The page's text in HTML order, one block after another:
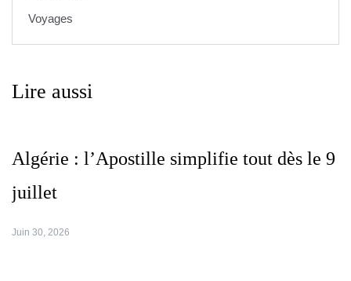
Voyages
Lire aussi
Algérie : l’Apostille simplifie tout dès le 9
juillet
Juin 30, 2026